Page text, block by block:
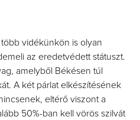
vidékünkön is olyan
az eredetvédett státuszt.
amelyből Békésen túl
A két párlat elkészítésének
eltérő viszont a
50%-ban kell vörös szilvát